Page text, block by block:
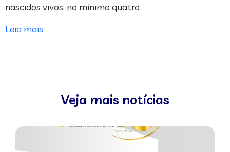
nascidos vivos: no mínimo quatro.
Leia mais
Veja mais notícias